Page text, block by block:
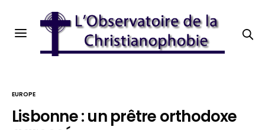
EUROPE
Lisbonne : un prêtre orthodoxe